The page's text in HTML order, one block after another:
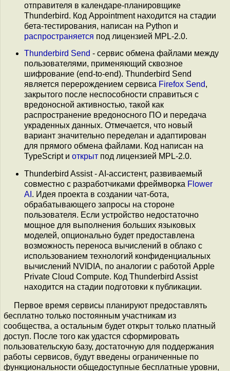
отправителя в календаре-планировщике
Thunderbird. Код Appointment находится на стадии
бета-тестирования, написан на Python и
распространяется под лицензией MPL-2.0.
Thunderbird Send - сервис обмена файлами между
пользователями, применяющий сквозное
шифрование (end-to-end). Thunderbird Send
является перерождением сервиса Firefox Send,
закрытого после неспособности справиться с
вредоносной активностью, такой как
распространение вредоносного ПО и передача
украденных данных. Отмечается, что новый
вариант значительно переделан и адаптирован
для прямого обмена файлами. Код написан на
TypeScript и открыт под лицензией MPL-2.0.
Thunderbird Assist - AI-ассистент, развиваемый
совместно с разработчиками фреймворка Flower
AI . Идея проекта в создании чат-бота,
обрабатывающего запросы на стороне
пользователя. Если устройство недостаточно
мощное для выполнения больших языковых
моделей, опционально будет предоставлена
возможность переноса вычислений в облако с
использованием технологий конфиденциальных
вычислений NVIDIA, по аналогии с работой Apple
Private Cloud Compute. Код Thunderbird Assist
находится на стадии подготовки к публикации.
Первое время сервисы планируют предоставлять
бесплатно только постоянным участникам из
сообщества, а остальным будет открыт только платный
доступ. После того как удастся сформировать
пользовательскую базу, достаточную для поддержания
работы сервисов, будут введены ограниченные по
функциональности общедоступные бесплатные уровни,